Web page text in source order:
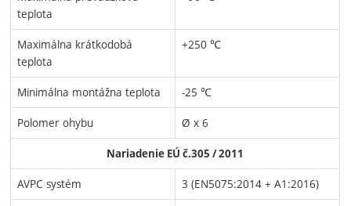
teplota
Maximálna krátkodobá
teplota
+250 ℃
Minimálna montážna teplota -25 ℃
Polomer ohybu Ø x 6
Nariadenie EÚ č.305 / 2011
AVPC systém 3 (EN5075:2014 + A1:2016)